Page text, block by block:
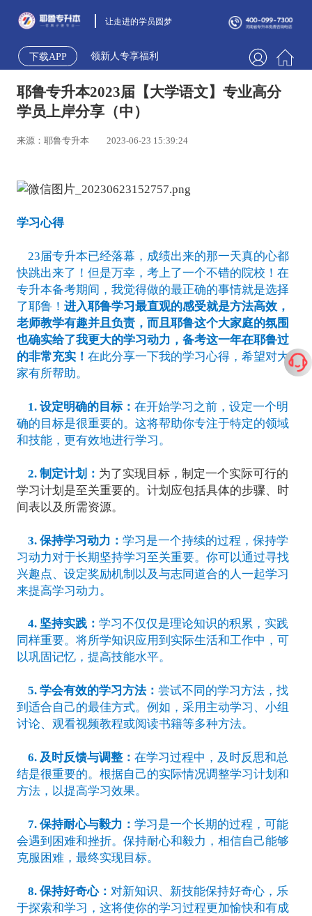
让走进的学员圆梦
下载APP 领新人专享福利
耶鲁专升本2023届【大学语文】专业高分
学员上岸分享（中）
来源：耶鲁专升本 2023-06-23 15:39:24
学习心得
23届专升本已经落幕，成绩出来的那一天真的心都
快跳出来了！但是万幸，考上了一个不错的院校！在
专升本备考期间，我觉得做的最正确的事情就是选择
了耶鲁！ 进入耶鲁学习最直观的感受就是方法高效，
老师教学有趣并且负责，而且耶鲁这个大家庭的氛围
也确实给了我更大的学习动力，备考这一年在耶鲁过
的非常充实！ 在此分享一下我的学习心得，希望对大
家有所帮助。
1. 设定明确的目标： 在开始学习之前，设定一个明
确的目标是很重要的。这将帮助你专注于特定的领域
和技能，更有效地进行学习。
2. 制定计划： 为了实现目标，制定一个实际可行的
学习计划是至关重要的。计划应包括具体的步骤、时
间表以及所需资源。
3. 保持学习动力： 学习是一个持续的过程，保持学
习动力对于长期坚持学习至关重要。你可以通过寻找
兴趣点、设定奖励机制以及与志同道合的人一起学习
来提高学习动力。
4. 坚持实践： 学习不仅仅是理论知识的积累，实践
同样重要。将所学知识应用到实际生活和工作中，可
以巩固记忆，提高技能水平。
5. 学会有效的学习方法： 尝试不同的学习方法，找
到适合自己的最佳方式。例如，采用主动学习、小组
讨论、观看视频教程或阅读书籍等多种方法。
6. 及时反馈与调整： 在学习过程中，及时反思和总
结是很重要的。根据自己的实际情况调整学习计划和
方法，以提高学习效果。
7. 保持耐心与毅力： 学习是一个长期的过程，可能
会遇到困难和挫折。保持耐心和毅力，相信自己能够
克服困难，最终实现目标。
8. 保持好奇心： 对新知识、新技能保持好奇心，乐
于探索和学习，这将使你的学习过程更加愉快和有成